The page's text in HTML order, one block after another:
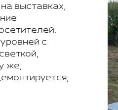
выставках,
с
же,